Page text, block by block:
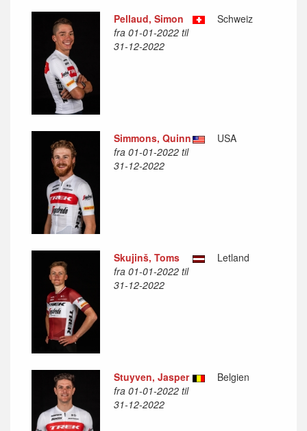
Pellaud, Simon
fra 01-01-2022 til
31-12-2022
Schweiz
Simmons, Quinn
fra 01-01-2022 til
31-12-2022
USA
Skujinš, Toms
fra 01-01-2022 til
31-12-2022
Letland
Stuyven, Jasper
fra 01-01-2022 til
31-12-2022
Belgien